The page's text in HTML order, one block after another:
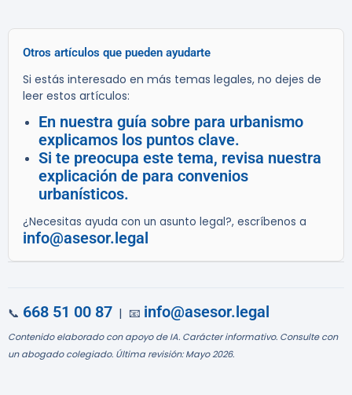
Otros artículos que pueden ayudarte
Si estás interesado en más temas legales, no dejes de
leer estos artículos:
En nuestra guía sobre para urbanismo
explicamos los puntos clave.
Si te preocupa este tema, revisa nuestra
explicación de para convenios
urbanísticos.
¿Necesitas ayuda con un asunto legal?, escríbenos a
info@asesor.legal
📞 668 51 00 87 | 📧 info@asesor.legal
Contenido elaborado con apoyo de IA. Carácter informativo. Consulte con
un abogado colegiado. Última revisión: Mayo 2026.